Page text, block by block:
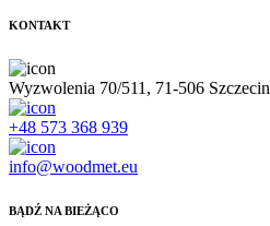
KONTAKT
Wyzwolenia 70/511, 71-506 Szczecin
+48 573 368 939
info@woodmet.eu
BĄDŹ NA BIEŻĄCO